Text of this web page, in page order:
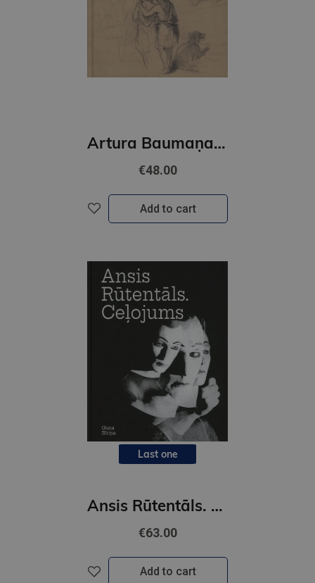
Artura Baumaņa gadījums
€48.00
Add to cart
Last one
Ansis Rūtentāls. Ceļojums
€63.00
Add to cart